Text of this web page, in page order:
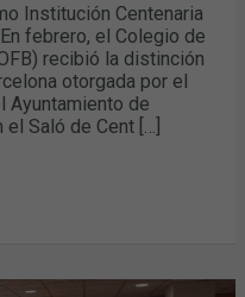
Institución Centenaria
febrero, el Colegio de
recibió la distinción
otorgada por el
Ayuntamiento de
Saló de Cent […]